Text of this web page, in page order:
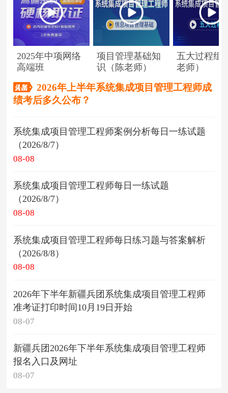
2025年中项网络
高端班
项目管理基础知
识（陈老师）
五大过程组
老师）
2026年上半年系统集成项目管理工程师成
绩考后多久公布？
系统集成项目管理工程师案例分析每日一练试题
（2026/8/7）
08-08
系统集成项目管理工程师每日一练试题
（2026/8/7）
08-08
系统集成项目管理工程师每日练习题与答案解析
（2026/8/8）
08-08
2026年下半年新疆兵团系统集成项目管理工程师
准考证打印时间10月19日开始
08-07
新疆兵团2026年下半年系统集成项目管理工程师
报名入口及网址
08-07